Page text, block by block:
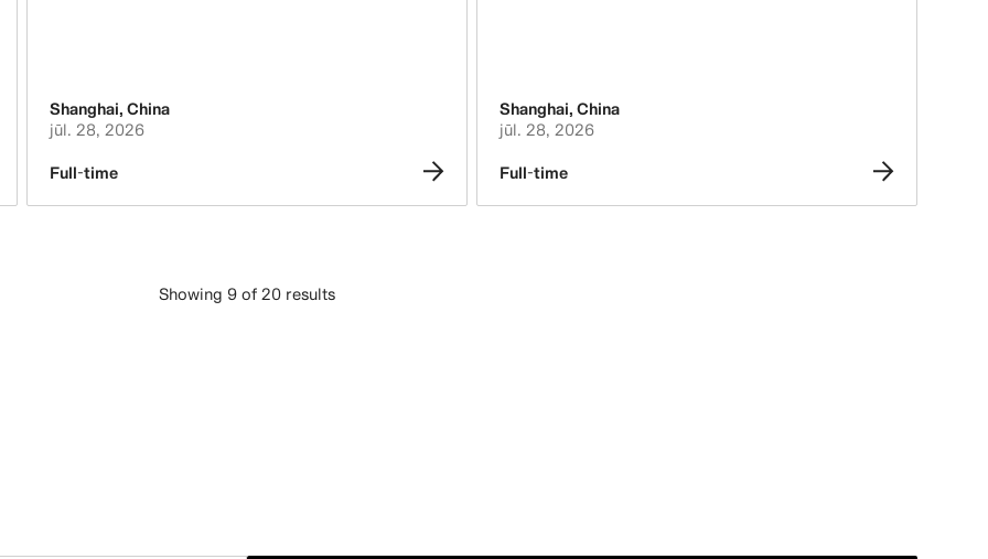
Shanghai, China
jūl. 28, 2026
Full-time
Shanghai, China
jūl. 28, 2026
Full-time
Showing 9 of 20 results